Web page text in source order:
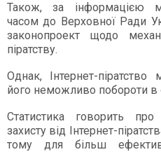
Також, за інформацією
часом до Верховної Ради
законопроект щодо
піратству.
Однак, Інтернет-піратство
його неможливо побороти в
Статистика говорить про
захисту від Інтернет-
тому для більш